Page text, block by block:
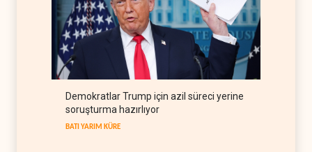
Demokratlar Trump için azil süreci yerine
soruşturma hazırlıyor
BATI YARIM KÜRE